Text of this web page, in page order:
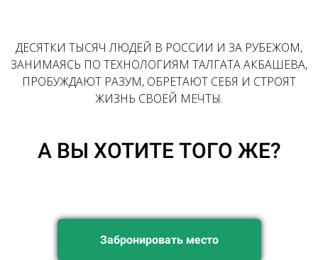
ДЕСЯТКИ ТЫСЯЧ ЛЮДЕЙ В РОССИИ И ЗА РУБЕЖОМ,
ЗАНИМАЯСЬ ПО ТЕХНОЛОГИЯМ ТАЛГАТА АКБАШЕВА,
ПРОБУЖДАЮТ РАЗУМ, ОБРЕТАЮТ СЕБЯ И СТРОЯТ
ЖИЗНЬ СВОЕЙ МЕЧТЫ.
А ВЫ ХОТИТЕ ТОГО ЖЕ?
Забронировать место